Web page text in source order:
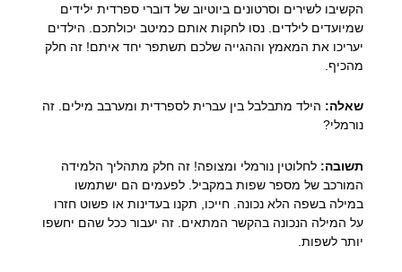
הקשיבו לשירים וסרטונים ביוטיוב של דוברי ספרדית ילידים
שמיועדים לילדים. נסו לחקות אותם כמיטב יכולתכם. הילדים
יעריכו את המאמץ וההגייה שלכם תשתפר יחד איתם! זה חלק
מהכיף.
שאלה: הילד מתבלבל בין עברית לספרדית ומערבב מילים. זה
נורמלי?
תשובה: לחלוטין נורמלי ומצופה! זה חלק מתהליך הלמידה
המורכב של מספר שפות במקביל. לפעמים הם ישתמשו
במילה בשפה הלא נכונה. חייכו, תקנו בעדינות או פשוט חזרו
על המילה הנכונה בהקשר המתאים. זה יעבור ככל שהם יחשפו
יותר לשפות.